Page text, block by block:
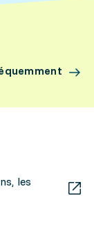
les